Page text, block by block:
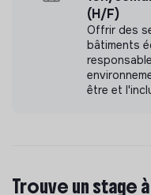
(H/F)
Offrir des
bâtiments
être et
Trouve un stage